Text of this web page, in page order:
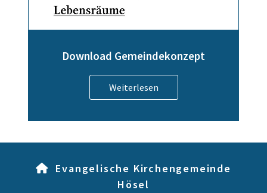
Download Gemeindekonzept
Weiterlesen

Evangelische Kirchengemeinde
Hösel